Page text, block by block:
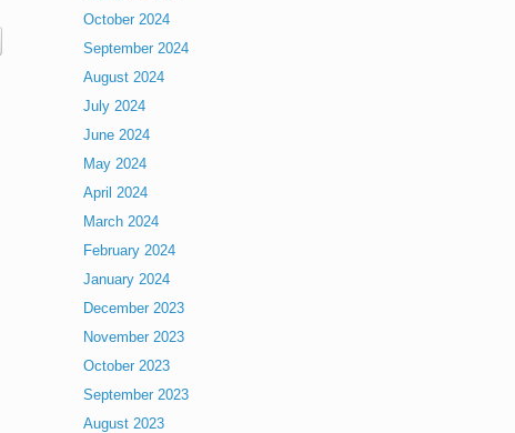
October 2024
September 2024
August 2024
July 2024
June 2024
May 2024
April 2024
March 2024
February 2024
January 2024
December 2023
November 2023
October 2023
September 2023
August 2023